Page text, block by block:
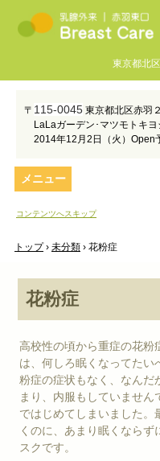
東京都北
〒 115-0045 東京都北区赤羽
LaLaガーデン･マツモトキヨ
2014年12月2日（火）Open
メニュー
コンテンツへスキップ
トップ › 未分類 › 花粉症
花粉症
高校性の頃から重症の花粉
は、何しろ眠くなってたい
粉症の症状もなく、なんだ
まり、内服もしていませ
ではじめてしまいました。
くのに、あまり眠くなら
スクです。